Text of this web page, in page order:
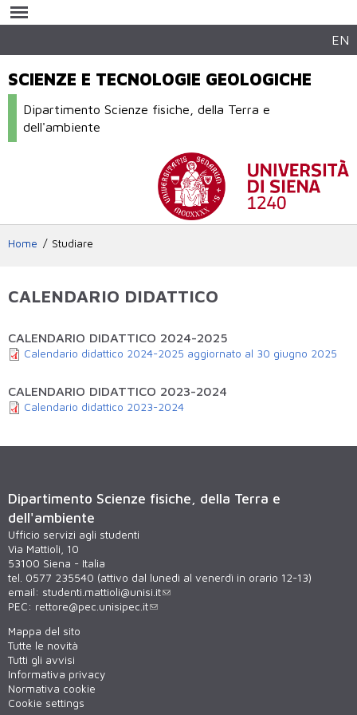
contenuto
EN
SCIENZE E TECNOLOGIE GEOLOGICHE
Dipartimento Scienze fisiche, della Terra e
dell'ambiente
Home Studiare
CALENDARIO DIDATTICO
CALENDARIO DIDATTICO 2024-2025
Calendario didattico 2024-2025 aggiornato al 30 giugno 2025
CALENDARIO DIDATTICO 2023-2024
Calendario didattico 2023-2024
Dipartimento Scienze fisiche, della Terra e
dell'ambiente
Ufficio servizi agli studenti
Via Mattioli, 10
53100 Siena - Italia
tel. 0577 235540 (attivo dal lunedì al venerdì in orario 12-13)
email: studenti.mattioli@unisi.it
PEC: rettore@pec.unisipec.it
Mappa del sito
Tutte le novità
Tutti gli avvisi
Informativa privacy
Normativa cookie
Cookie settings